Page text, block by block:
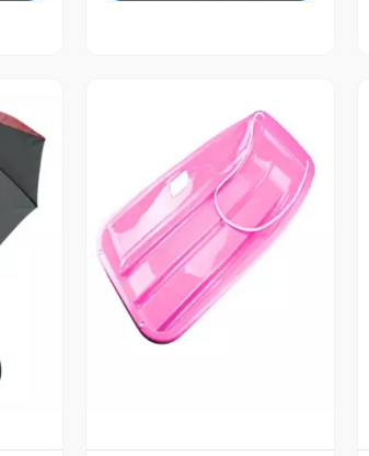
Vista Previa